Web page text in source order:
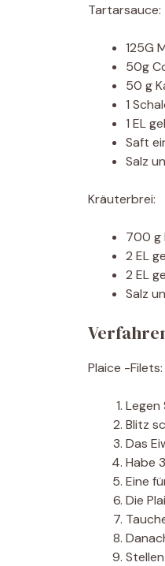
Tartarsauce:
125G
50g
50 g
1
1 EL
Saft
Salz
Kräuterbrei:
700 g
2 EL
2 EL
Salz
Plaice -Filets:
Legen
Blitz
Das
Habe
Eine
Die